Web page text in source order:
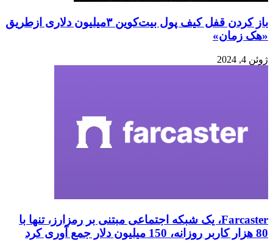
باز کردن قفل کیف پول بیت‌کوین ۳میلیون دلاری ازطریق
«هک زمان»
ژوئن 4, 2024
Farcaster، یک شبکه اجتماعی مبتنی بر رمزارز، تنها با
80 هزار کاربر روزانه، 150 میلیون دلار جمع آوری کرد